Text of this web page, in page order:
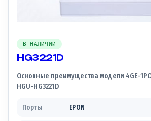
В НАЛИЧИИ
HG3221D
Основные преимущества модели 4GE-
HGU-HG3221D
Порты EPON